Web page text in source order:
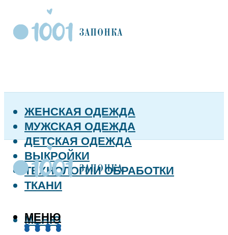
ЖЕНСКАЯ ОДЕЖДА
МУЖСКАЯ ОДЕЖДА
ДЕТСКАЯ ОДЕЖДА
ВЫКРОЙКИ
ТЕХНОЛОГИИ ОБРАБОТКИ
ТКАНИ
МЕНЮ
МЕНЮ